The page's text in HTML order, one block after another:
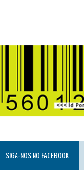
SIGA-NOS NO FACEBOOK